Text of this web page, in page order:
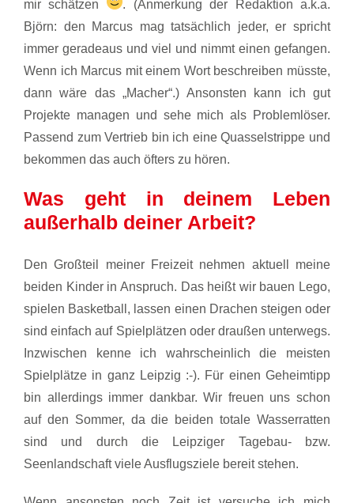
mir schätzen
. (Anmerkung der Redaktion a.k.a.
Björn: den Marcus mag tatsächlich jeder, er spricht
immer geradeaus und viel und nimmt einen gefangen.
Wenn ich Marcus mit einem Wort beschreiben müsste,
dann wäre das „Macher“.) Ansonsten kann ich gut
Projekte managen und sehe mich als Problemlöser.
Passend zum Vertrieb bin ich eine Quasselstrippe und
bekommen das auch öfters zu hören.
Was geht in deinem Leben
außerhalb deiner Arbeit?
Den Großteil meiner Freizeit nehmen aktuell meine
beiden Kinder in Anspruch. Das heißt wir bauen Lego,
spielen Basketball, lassen einen Drachen steigen oder
sind einfach auf Spielplätzen oder draußen unterwegs.
Inzwischen kenne ich wahrscheinlich die meisten
Spielplätze in ganz Leipzig :-). Für einen Geheimtipp
bin allerdings immer dankbar. Wir freuen uns schon
auf den Sommer, da die beiden totale Wasserratten
sind und durch die Leipziger Tagebau- bzw.
Seenlandschaft viele Ausflugsziele bereit stehen.